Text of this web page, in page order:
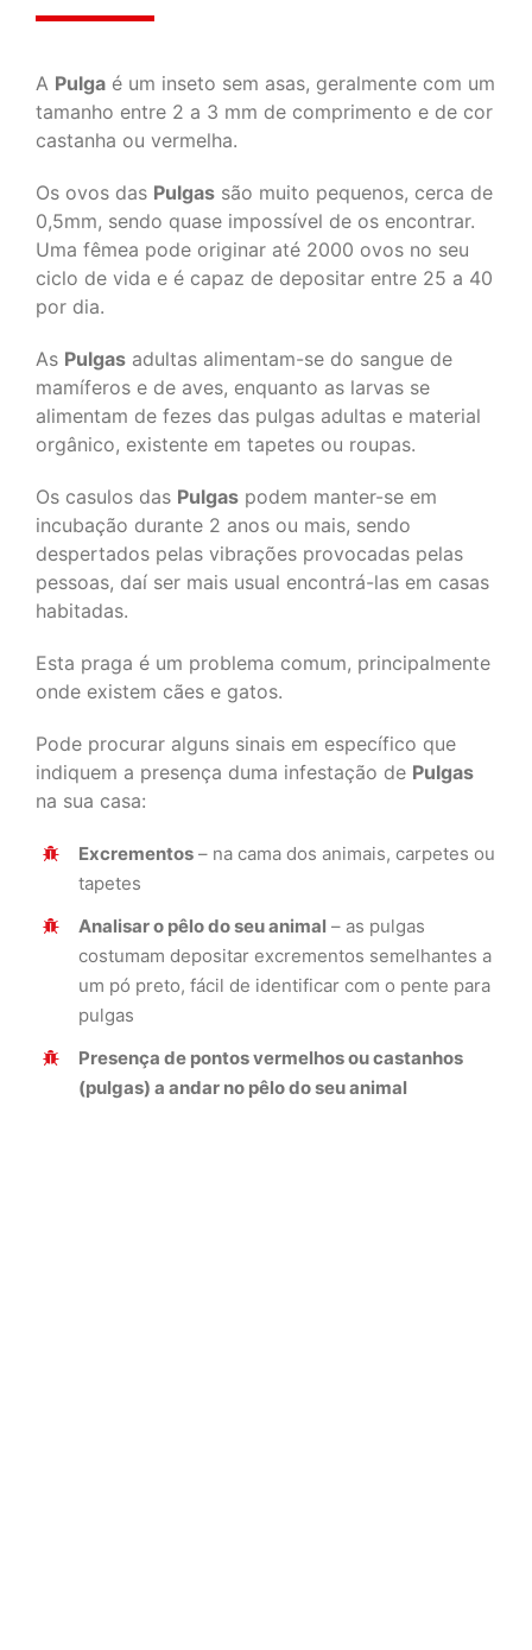
A Pulga é um inseto sem asas, geralmente com um
tamanho entre 2 a 3 mm de comprimento e de cor
castanha ou vermelha.
Os ovos das Pulgas são muito pequenos, cerca de
0,5mm, sendo quase impossível de os encontrar.
Uma fêmea pode originar até 2000 ovos no seu
ciclo de vida e é capaz de depositar entre 25 a 40
por dia.
As Pulgas adultas alimentam-se do sangue de
mamíferos e de aves, enquanto as larvas se
alimentam de fezes das pulgas adultas e material
orgânico, existente em tapetes ou roupas.
Os casulos das Pulgas podem manter-se em
incubação durante 2 anos ou mais, sendo
despertados pelas vibrações provocadas pelas
pessoas, daí ser mais usual encontrá-las em casas
habitadas.
Esta praga é um problema comum, principalmente
onde existem cães e gatos.
Pode procurar alguns sinais em específico que
indiquem a presença duma infestação de Pulgas
na sua casa:
Excrementos – na cama dos animais, carpetes ou
tapetes
Analisar o pêlo do seu animal – as pulgas
costumam depositar excrementos semelhantes a
um pó preto, fácil de identificar com o pente para
pulgas
Presença de pontos vermelhos ou castanhos
(pulgas) a andar no pêlo do seu animal